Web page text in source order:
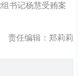
书记杨慧受贿案
责任编辑：郑莉莉